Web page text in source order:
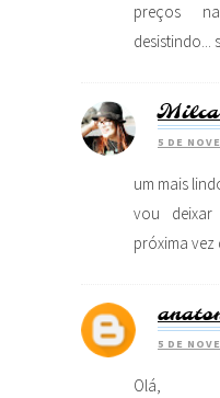
preços
desistindo...
5 DE
um mais
vou
próxima vez
5 DE
Olá,